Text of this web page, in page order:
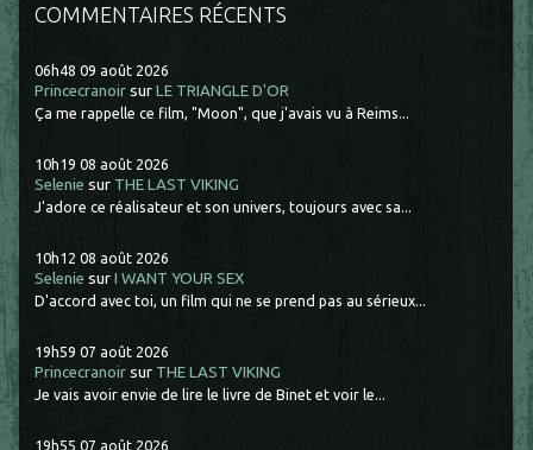
COMMENTAIRES RÉCENTS
06h48 09 août 2026
Princecranoir surLE TRIANGLE D'OR
Ça me rappelle ce film, "Moon", que j'avais vu à Reims...
10h19 08 août 2026
Selenie sur THE LAST VIKING
J'adore ce réalisateur et son univers, toujours avec sa...
10h12 08 août 2026
Selenie surI WANT YOUR SEX
D'accord avec toi, un film qui ne se prend pas au sérieux...
19h59 07 août 2026
Princecranoir sur THE LAST VIKING
Je vais avoir envie de lire le livre de Binet et voir le...
19h55 07 août 2026